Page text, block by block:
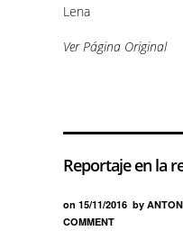
Lena
Ver Página Original
Reportaje en la
on 15/11/2016 by
COMMENT